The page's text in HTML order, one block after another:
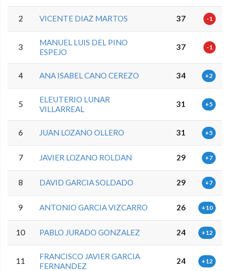
2 VICENTE DIAZ MARTOS 37 -1
3
MANUEL LUIS DEL PINO
ESPEJO
37 -1
4 ANA ISABEL CANO CEREZO 34 +2
5
ELEUTERIO LUNAR
VILLARREAL
31 +5
6 JUAN LOZANO OLLERO 31 +5
7 JAVIER LOZANO ROLDAN 29 +7
8 DAVID GARCIA SOLDADO 29 +7
9 ANTONIO GARCIA VIZCARRO 26 +10
10 PABLO JURADO GONZALEZ 24 +12
11
FRANCISCO JAVIER GARCIA
FERNANDEZ
24 +12